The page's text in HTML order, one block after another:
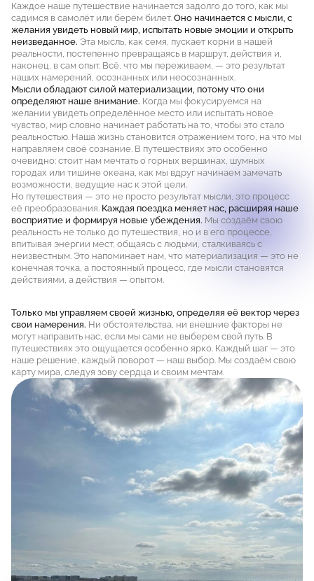
Каждое наше путешествие начинается задолго до того, как мы
садимся в самолёт или берём билет.Оно начинается с мысли, с
желания увидеть новый мир, испытать новые эмоции и открыть
неизведанное. Эта мысль, как семя, пускает корни в нашей
реальности, постепенно превращаясь в маршрут, действия и,
наконец, в сам опыт. Всё, что мы переживаем, — это результат
наших намерений, осознанных или неосознанных.
Мысли обладают силой материализации, потому что они
определяют наше внимание. Когда мы фокусируемся на
желании увидеть определённое место или испытать новое
чувство, мир словно начинает работать на то, чтобы это стало
реальностью. Наша жизнь становится отражением того, на что мы
направляем своё сознание. В путешествиях это особенно
очевидно: стоит нам мечтать о горных вершинах, шумных
городах или тишине океана, как мы вдруг начинаем замечать
возможности, ведущие нас к этой цели.
Но путешествия — это не просто результат мысли, это процесс
её преобразования. Каждая поездка меняет нас, расширяя наше
восприятие и формируя новые убеждения. Мы создаём свою
реальность не только до путешествия, но и в его процессе,
впитывая энергии мест, общаясь с людьми, сталкиваясь с
неизвестным. Это напоминает нам, что материализация — это не
конечная точка, а постоянный процесс, где мысли становятся
действиями, а действия — опытом.
Только мы управляем своей жизнью, определяя её вектор через
свои намерения. Ни обстоятельства, ни внешние факторы не
могут направить нас, если мы сами не выберем свой путь. В
путешествиях это ощущается особенно ярко. Каждый шаг — это
наше решение, каждый поворот — наш выбор. Мы создаём свою
карту мира, следуя зову сердца и своим мечтам.